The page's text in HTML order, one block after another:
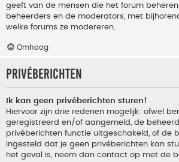
geeft van de mensen die het forum
beheerders en de moderators, met
welke forums ze modereren.
Omhoog
Privéberichten
Ik kan geen privéberichten sturen!
Hiervoor zijn drie redenen mogelijk: ofwel
geregistreerd en/of aangemeld, de
privéberichten functie uitgeschakeld, of de
ingesteld dat je geen privéberichten kan
het geval is, neem dan contact op met de